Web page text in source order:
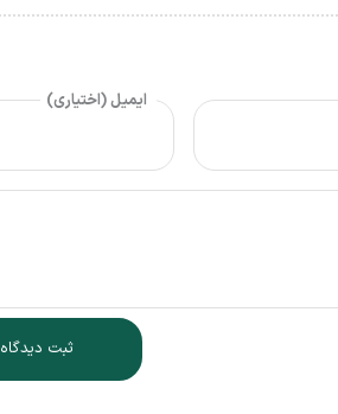
ایمیل (اختیاری)
ثبت دیدگاه